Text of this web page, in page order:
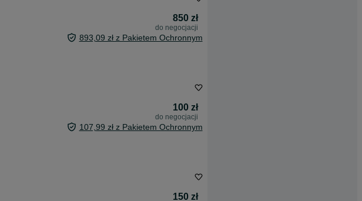
850 zł
do negocjacji
893,09 zł z Pakietem Ochronnym
100 zł
do negocjacji
107,99 zł z Pakietem Ochronnym
150 zł